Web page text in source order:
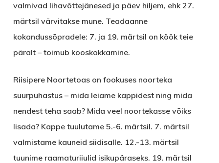
valmivad lihavõttejänesed ja päev hiljem, ehk 27.
märtsil värvitakse mune. Teadaanne
kokandussõpradele: 7. ja 19. märtsil on köök teie
päralt – toimub kooskokkamine.
Riisipere Noortetoason fookuses noorteka
suurpuhastus – mida leiame kappidest ning mida
nendest teha saab? Mida veel noortekasse võiks
lisada? Kappe tuulutame 5.-6. märtsil. 7. märtsil
valmistame kauneid siidisalle. 12.-13. märtsil
tuunime raamaturiiulid isikupäraseks. 19. märtsil